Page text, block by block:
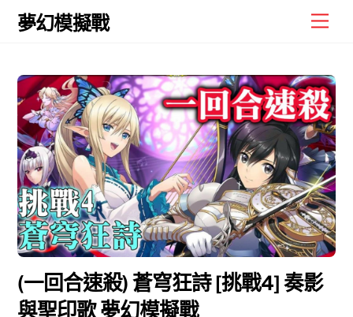
Skip
夢幻模擬戰
(一回合速殺) 蒼穹狂詩 [挑戰4] 奏影
與聖印歌 夢幻模擬戰